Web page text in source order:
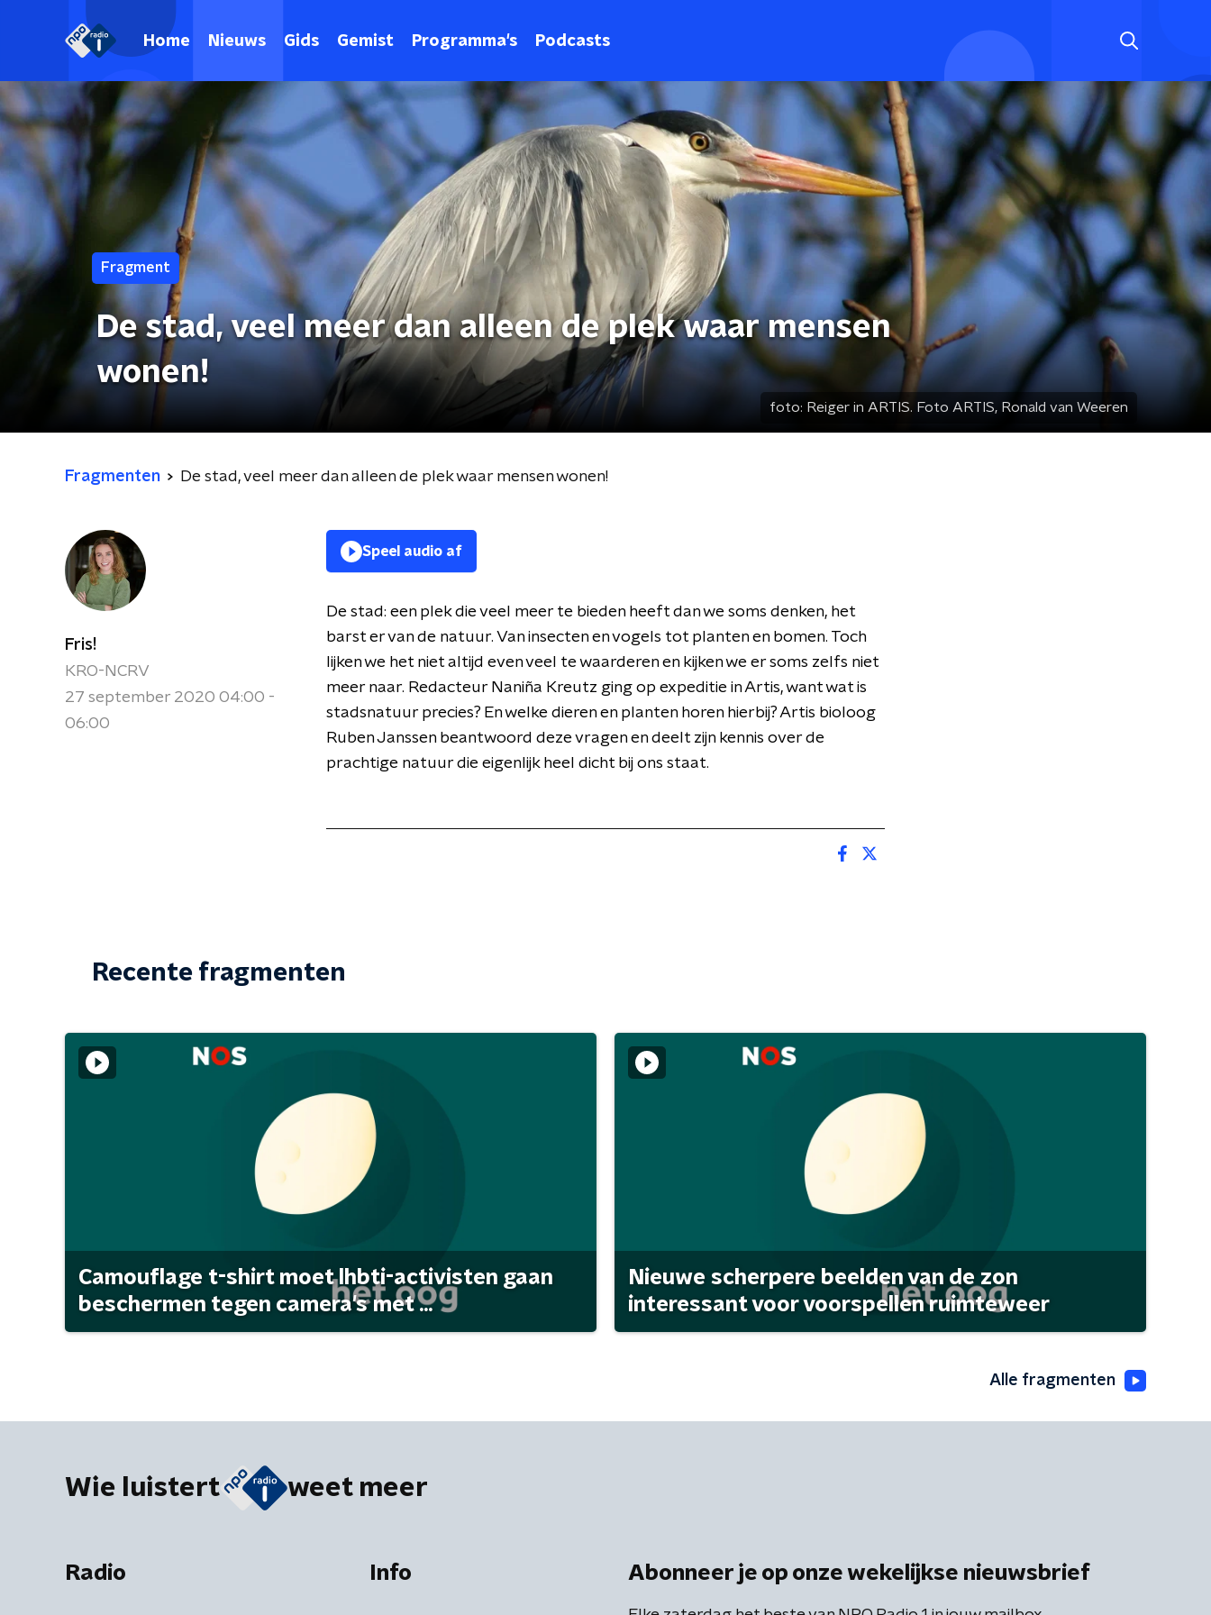
Home Nieuws Gids Gemist Programma's Podcasts
Fragment
De stad, veel meer dan alleen de plek waar mensen
wonen!
foto: Reiger in ARTIS. Foto ARTIS, Ronald van Weeren
Fragmenten De stad, veel meer dan alleen de plek waar mensen wonen!
Fris!
KRO-NCRV
27 september 2020 04:00 -
06:00
Speel audio af
De stad: een plek die veel meer te bieden heeft dan we soms denken, het
barst er van de natuur. Van insecten en vogels tot planten en bomen. Toch
lijken we het niet altijd even veel te waarderen en kijken we er soms zelfs niet
meer naar. Redacteur Naniña Kreutz ging op expeditie in Artis, want wat is
stadsnatuur precies? En welke dieren en planten horen hierbij? Artis bioloog
Ruben Janssen beantwoord deze vragen en deelt zijn kennis over de
prachtige natuur die eigenlijk heel dicht bij ons staat.
Recente fragmenten
Camouflage t-shirt moet lhbti-activisten gaan
beschermen tegen camera's met ...
Nieuwe scherpere beelden van de zon
interessant voor voorspellen ruimteweer
Alle fragmenten
Wie luistert weet meer
Radio Info Abonneer je op onze wekelijkse nieuwsbrief